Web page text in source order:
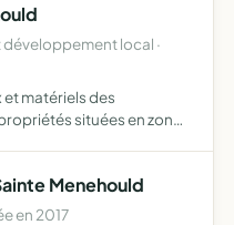
développement local ·
matériels des
situées en zone
Menehould
en 2017